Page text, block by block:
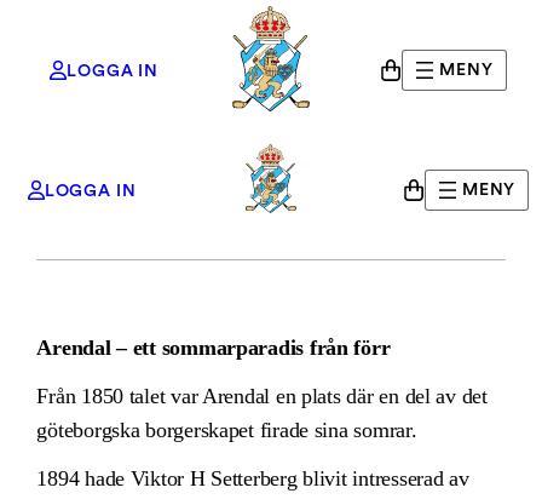
till
LOGGA IN MENY
LOGGA IN MENY
Golf på Arendal
Arendal – ett sommarparadis från förr
Från 1850 talet var Arendal en plats där en del av det
göteborgska borgerskapet firade sina somrar.
1894 hade Viktor H Setterberg blivit intresserad av